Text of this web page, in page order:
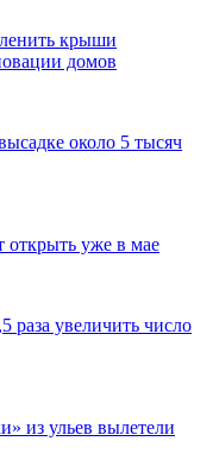
крыши
домов
около 5 тысяч
уже в мае
увеличить число
из ульев вылетели